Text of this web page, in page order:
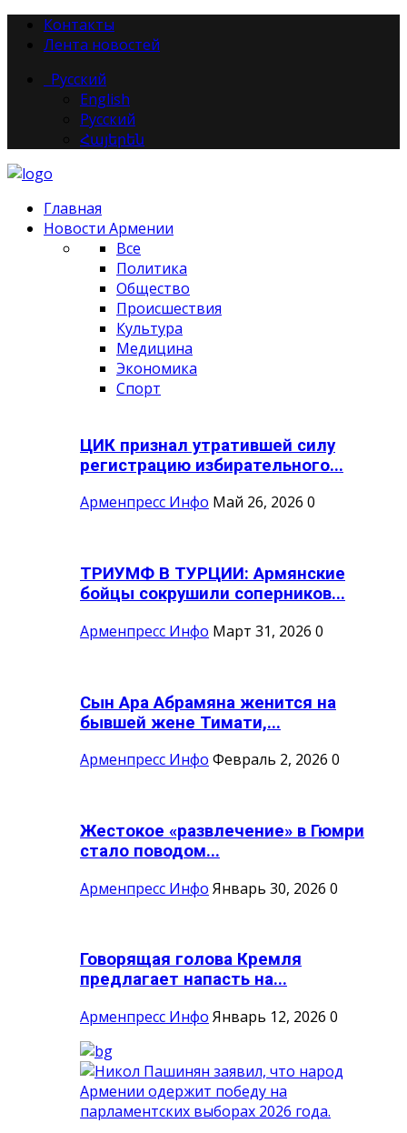
Контакты
Лента новостей
Русский
English
Русский
Հայերեն
Главная
Новости Армении
Все
Политика
Общество
Происшествия
Культура
Медицина
Экономика
Спорт
ЦИК признал утратившей силу
регистрацию избирательного...
Арменпресс Инфо Май 26, 2026 0
ТРИУМФ В ТУРЦИИ: Армянские
бойцы сокрушили соперников...
Арменпресс Инфо Март 31, 2026 0
Сын Ара Абрамяна женится на
бывшей жене Тимати,...
Арменпресс Инфо Февраль 2, 2026 0
Жестокое «развлечение» в Гюмри
стало поводом...
Арменпресс Инфо Январь 30, 2026 0
Говорящая голова Кремля
предлагает напасть на...
Арменпресс Инфо Январь 12, 2026 0